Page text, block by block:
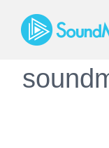
Skip